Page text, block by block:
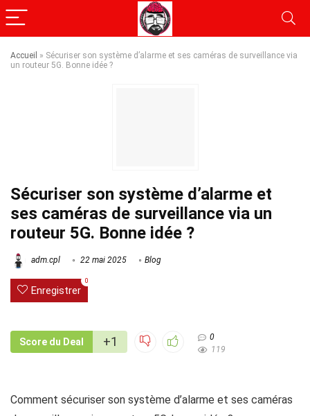
Accueil » Sécuriser son système d’alarme et ses caméras de surveillance via
un routeur 5G. Bonne idée ?
Sécuriser son système d’alarme et
ses caméras de surveillance via un
routeur 5G. Bonne idée ?
adm.cpl 22 mai 2025 Blog
Enregistrer
0
Score du Deal +1
0
119
Comment sécuriser son système d’alarme et ses caméras